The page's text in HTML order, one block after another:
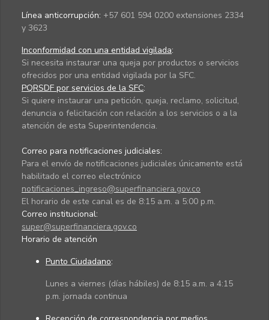
Línea anticorrupción: +57 601 594 0200 extensiones 2334
y 3623
Inconformidad con una entidad vigilada:
Si necesita instaurar una queja por productos o servicios
ofrecidos por una entidad vigilada por la SFC.
PQRSDF por servicios de la SFC:
Si quiere instaurar una petición, queja, reclamo, solicitud,
denuncia o felicitación con relación a los servicios o a la
atención de esta Superintendencia.
Correo para notificaciones judiciales:
Para el envío de notificaciones judiciales únicamente está
habilitado el correo electrónico
notificaciones_ingreso@superfinanciera.gov.co
El horario de este canal es de 8:15 a.m. a 5:00 p.m.
Correo institucional:
super@superfinanciera.gov.co
Horario de atención
Punto Ciudadano:
Lunes a viernes (días hábiles) de 8:15 a.m. a 4:15
p.m. jornada continua